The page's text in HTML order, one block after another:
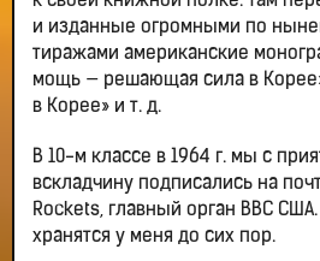
и изданные огромными по
тиражами американские
мощь — решающая сила в
в Корее» и т. д.
В 10-м классе в 1964 г. мы с
вскладчину подписались на
Rockets, главный орган ВВС
хранятся у меня до сих пор.